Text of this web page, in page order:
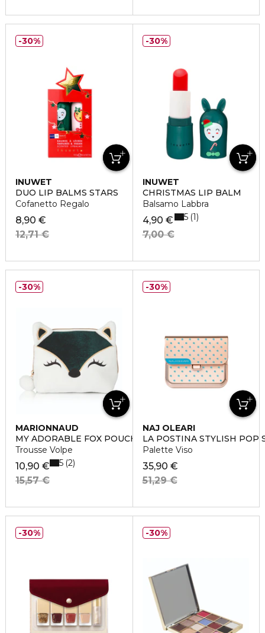
INUWET
DUO LIP BALMS STARS
Cofanetto Regalo
8,90 €
12,71 €
30%
INUWET
CHRISTMAS LIP BALM
Balsamo Labbra
4,90 €
7,00 €
5 1
30%
MARIONNAUD
MY ADORABLE FOX POUCH
Trousse Volpe
10,90 €
15,57 €
5 2
30%
NAJ OLEARI
LA POSTINA STYLISH POP
Palette Viso
35,90 €
51,29 €
30%
30% 30%